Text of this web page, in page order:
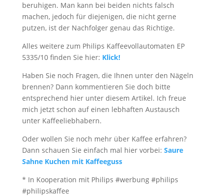
beruhigen. Man kann bei beiden nichts falsch
machen, jedoch für diejenigen, die nicht gerne
putzen, ist der Nachfolger genau das Richtige.
Alles weitere zum Philips Kaffeevollautomaten EP
5335/10 finden Sie hier: Klick!
Haben Sie noch Fragen, die Ihnen unter den Nägeln
brennen? Dann kommentieren Sie doch bitte
entsprechend hier unter diesem Artikel. Ich freue
mich jetzt schon auf einen lebhaften Austausch
unter Kaffeeliebhabern.
Oder wollen Sie noch mehr über Kaffee erfahren?
Dann schauen Sie einfach mal hier vorbei: Saure
Sahne Kuchen mit Kaffeeguss
* In Kooperation mit Philips #werbung #philips
#philipskaffee